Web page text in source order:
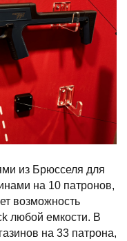
из Брюсселя для
на 10 патронов,
возможность
любой емкости. В
на 33 патрона,